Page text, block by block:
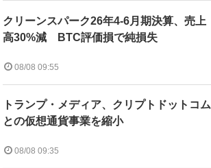
クリーンスパーク26年4-6月期決算、売上
高30%減 BTC評価損で純損失
08/08 09:55
トランプ・メディア、クリプトドットコム
との仮想通貨事業を縮小
08/08 09:35